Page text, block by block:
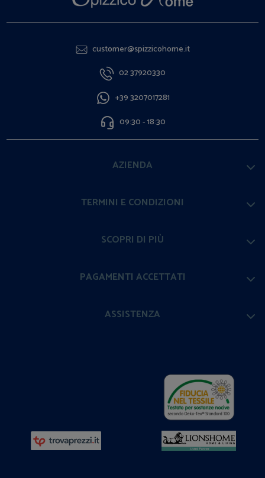
customer@spizzicohome.it
02 37920330
+39 3207017281
09:30 - 18:30
AZIENDA
TERMINI E CONDIZIONI
SCOPRI DI PIÙ
PAGAMENTI ACCETTATI
ASSISTENZA